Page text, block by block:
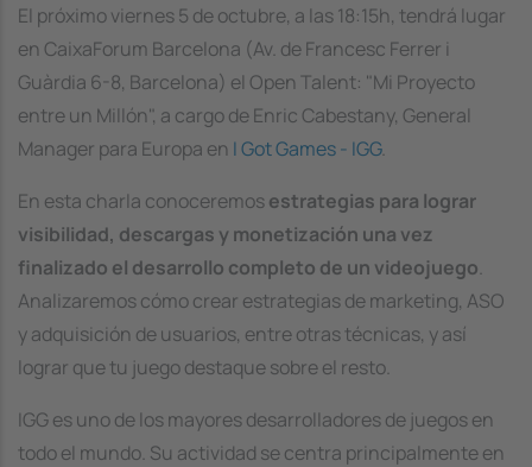
El próximo viernes 5 de octubre, a las 18:15h, tendrá lugar
en CaixaForum Barcelona (Av. de Francesc Ferrer i
Guàrdia 6-8, Barcelona) el Open Talent: "Mi Proyecto
entre un Millón", a cargo de Enric Cabestany, General
Manager para Europa en I Got Games - IGG.
En esta charla conoceremosestrategias para lograr
visibilidad, descargas y monetización una vez
finalizado el desarrollo completo de un videojuego.
Analizaremos cómo crear estrategias de marketing, ASO
y adquisición de usuarios, entre otras técnicas, y así
lograr que tu juego destaque sobre el resto.
IGG es uno de los mayores desarrolladores de juegos en
todo el mundo. Su actividad se centra principalmente en